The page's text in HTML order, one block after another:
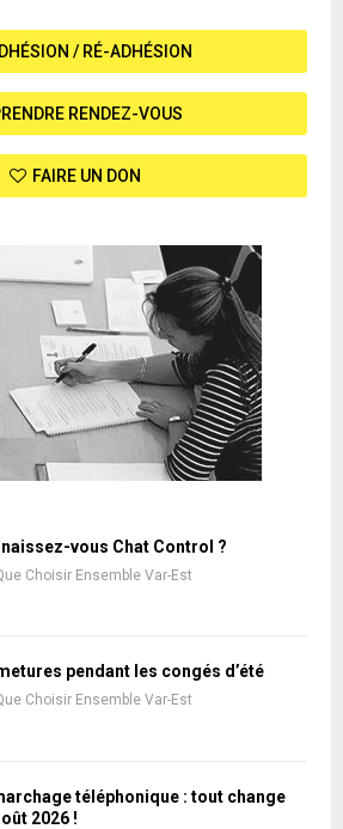
/ RÉ-ADHÉSION
RENDEZ-VOUS
FAIRE UN DON
vous Chat Control ?
Choisir Ensemble Var-Est
pendant les congés d’été
Choisir Ensemble Var-Est
téléphonique : tout change
2026 !